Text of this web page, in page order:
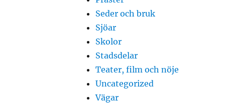
Seder och bruk
Sjöar
Skolor
Stadsdelar
Teater, film och nöje
Uncategorized
Vägar